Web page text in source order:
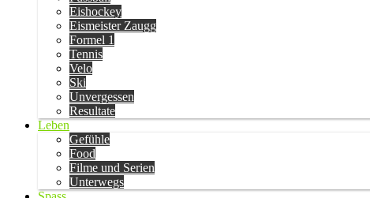
Eishockey
Eismeister Zaugg
Formel 1
Tennis
Velo
Ski
Unvergessen
Resultate
Leben
Gefühle
Food
Filme und Serien
Unterwegs